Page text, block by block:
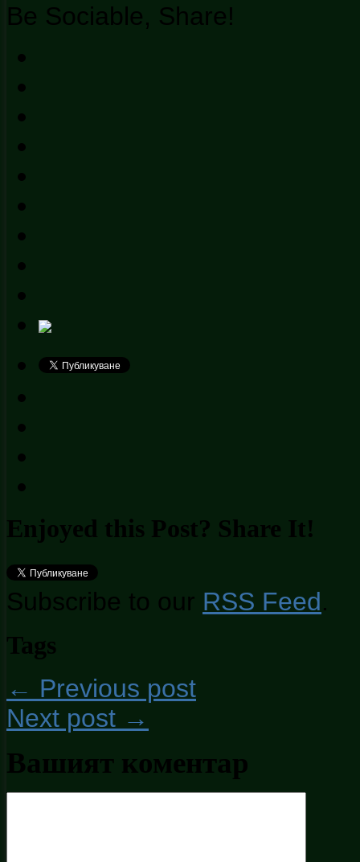
Be Sociable, Share!
Enjoyed this Post? Share It!
Subscribe to our RSS Feed.
Tags
← Previous post
Next post →
Вашият коментар